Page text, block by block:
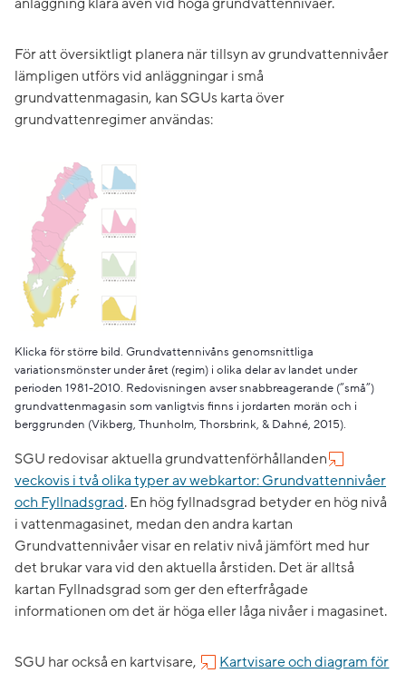
För att översiktligt planera när tillsyn av grundvattennivåer
lämpligen utförs vid anläggningar i små
grundvattenmagasin, kan SGUs karta över
grundvattenregimer användas:
Klicka för större bild. Grundvattennivåns genomsnittliga
variationsmönster under året (regim) i olika delar av landet under
perioden 1981-2010. Redovisningen avser snabbreagerande (”små”)
grundvattenmagasin som vanligtvis finns i jordarten morän och i
berggrunden (Vikberg, Thunholm, Thorsbrink, & Dahné, 2015).
SGU redovisar aktuella grundvattenförhållanden
veckovis i två olika typer av webkartor: Grundvattennivåer
och Fyllnadsgrad. En hög fyllnadsgrad betyder en hög nivå
i vattenmagasinet, medan den andra kartan
Grundvattennivåer visar en relativ nivå jämfört med hur
det brukar vara vid den aktuella årstiden. Det är alltså
kartan Fyllnadsgrad som ger den efterfrågade
informationen om det är höga eller låga nivåer i magasinet.
SGU har också en kartvisare,
Kartvisare och diagram för